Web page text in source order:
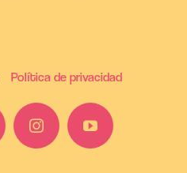
Política de privacidad